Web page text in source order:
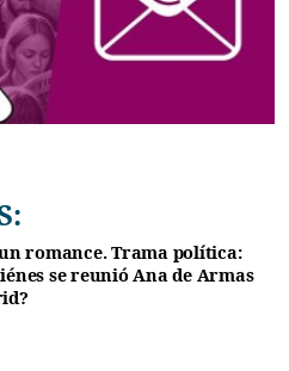
romance. Trama política:
se reunió Ana de Armas